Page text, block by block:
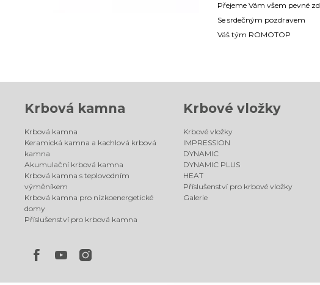
Přejeme Vám všem pevné
Se srdečným pozdravem
Váš tým ROMOTOP
Krbová kamna
Krbová kamna
Keramická kamna a kachlová krbová
kamna
Akumulační krbová kamna
Krbová kamna s teplovodním
výměníkem
Krbová kamna pro nízkoenergetické
domy
Příslušenství pro krbová kamna
Krbové vložky
Krbové vložky
IMPRESSION
DYNAMIC
DYNAMIC PLUS
HEAT
Příslušenství pro krbové vložky
Galerie